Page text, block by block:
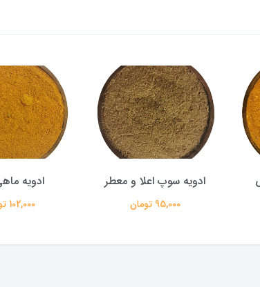
ادویه سوپ اعلا و معطر
95,000 تومان
ادویه
102,000 تومان